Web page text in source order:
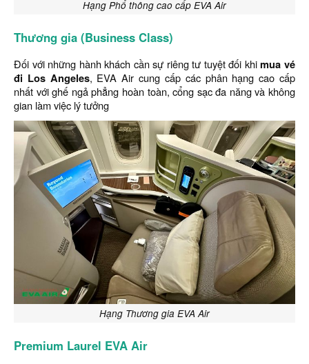
Hạng Phổ thông cao cấp EVA Air
Thương gia (Business Class)
Đối với những hành khách cần sự riêng tư tuyệt đối khimua vé
đi Los Angeles, EVA Air cung cấp các phân hạng cao cấp
nhất với ghế ngả phẳng hoàn toàn, cổng sạc đa năng và không
gian làm việc lý tưởng
Hạng Thương gia EVA Air
Premium Laurel EVA Air